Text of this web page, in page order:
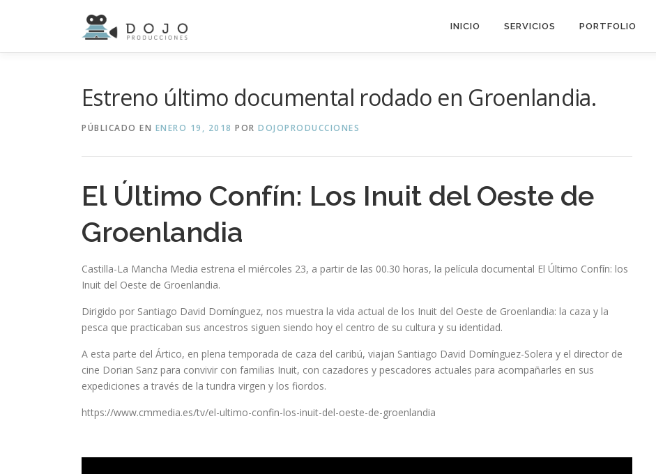
INICIO SERVICIOS PORTFOLIO
Estreno último documental rodado en Groenlandia.
PÚBLICADO EN ENERO 19, 2018 POR DOJOPRODUCCIONES
El Último Confín: Los Inuit del Oeste de
Groenlandia
Castilla-La Mancha Media estrena el miércoles 23, a partir de las 00.30 horas, la película documental El Último Confín: los
Inuit del Oeste de Groenlandia.
Dirigido por Santiago David Domínguez, nos muestra la vida actual de los Inuit del Oeste de Groenlandia: la caza y la
pesca que practicaban sus ancestros siguen siendo hoy el centro de su cultura y su identidad.
A esta parte del Ártico, en plena temporada de caza del caribú, viajan Santiago David Domínguez-Solera y el director de
cine Dorian Sanz para convivir con familias Inuit, con cazadores y pescadores actuales para acompañarles en sus
expediciones a través de la tundra virgen y los fiordos.
https://www.cmmedia.es/tv/el-ultimo-confin-los-inuit-del-oeste-de-groenlandia